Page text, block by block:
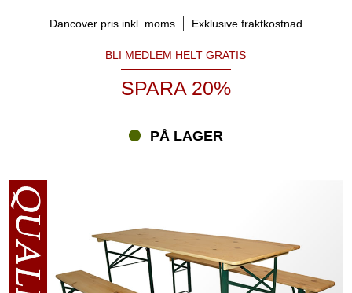
Dancover pris inkl. moms Exklusive fraktkostnad
BLI MEDLEM HELT GRATIS
SPARA 20%
PÅ LAGER